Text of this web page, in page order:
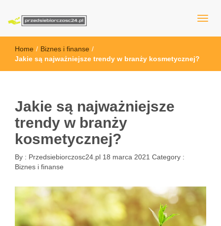
przedsiebiorczosc24.pl
Home / Biznes i finanse /
Jakie są najważniejsze trendy w branży kosmetycznej?
Jakie są najważniejsze
trendy w branży
kosmetycznej?
By : Przedsiebiorczosc24.pl 18 marca 2021 Category :
Biznes i finanse